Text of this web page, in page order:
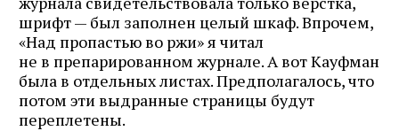
шрифт — был заполнен целый шкаф. Впрочем,
«Над пропастью во ржи» я читал
не в препарированном журнале. А вот Кауфман
была в отдельных листах. Предполагалось, что
потом эти выдранные страницы будут
переплетены.